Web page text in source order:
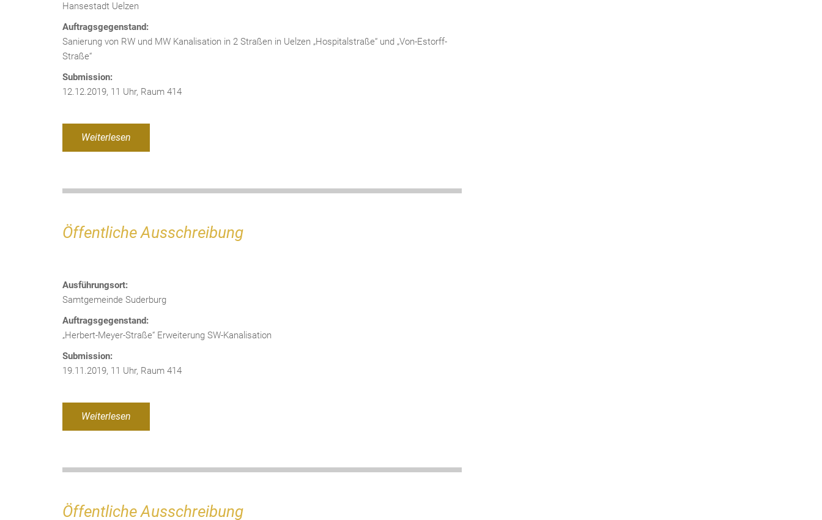
Hansestadt Uelzen
Auftragsgegenstand:
Sanierung von RW und MW Kanalisation in 2 Straßen in Uelzen „Hospitalstraße“ und „Von-Estorff-
Straße“
Submission:
12.12.2019, 11 Uhr, Raum 414
Weiterlesen
Öffentliche Ausschreibung
Ausführungsort:
Samtgemeinde Suderburg
Auftragsgegenstand:
„Herbert-Meyer-Straße“ Erweiterung SW-Kanalisation
Submission:
19.11.2019, 11 Uhr, Raum 414
Weiterlesen
Öffentliche Ausschreibung